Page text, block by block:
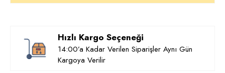
Hızlı Kargo Seçeneği
14:00’a Kadar Verilen Siparişler Aynı Gün
Kargoya Verilir